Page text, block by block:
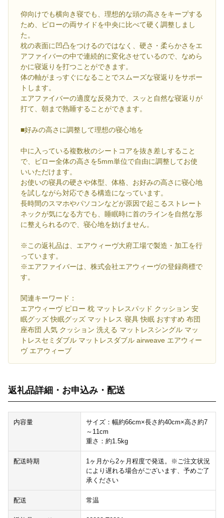
仰向けでも横向き寝でも、理想的な頭の高さをキープする
ため、ピローの両サイドを中央に比べて硬く調整しまし
た。
枕の表面に凹凸をつけるのではなく、硬さ・柔らかさをエ
アファイバーの中で連続的に変化させているので、なめら
かに寝返りを打つことができます。
体の軸がまっすぐになることでスムーズな寝返りをサポー
トします。
エアファイバーの適度な反発力で、スッと自然な寝返りが
打て、朝まで熟睡することができます。
■好みの高さに調整して理想の寝心地を
中に入っている複数枚のシートコアを抜き差しすること
で、ピロー全体の高さを5mm単位で自由に調整してお使
いいただけます。
お使いの寝具の硬さや体型、体格、お好みの高さに寝心地
を試しながら対応できる構造になっています。
長時間のスマホやパソコンなどが原因で起こるストレート
ネックが気になる方でも、睡眠時に首のラインを自然な形
に整えられるので、寝心地を妨げません。
※この返礼品は、エアウィーヴ大府工場で製造・加工を行
っています。
※エアファイバーは、株式会社エアウィーヴの登録商標で
す。
関連キーワード：
エアウィーヴ ピロー 枕 マットレスパッド クッション 安
眠グッズ 快眠グッズ マットレス 寝具 快眠 おすすめ 布団
座布団 人気 クッション 洗える マットレスシングル マッ
トレスセミダブル マットレスダブル airweave エアウィー
ヴ エアウィーブ
返礼品詳細・お申込み・配送
内容量
サイズ：幅約66cm×長さ約40cm×高さ約7
～11cm
重さ：約1.5kg
配送時期
1ヶ月から2ヶ月程度で発送。※ご注文状況
により遅れる場合がございます、予めご了
承ください
配送 常温